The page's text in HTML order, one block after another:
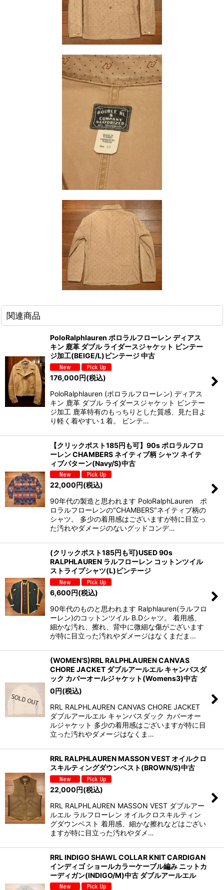
関連商品
PoloRalphlauren ポロラルフローレン ディアス
キン 鹿革 ダブル ライダースジャケット ビンテー
ジ加工(BEIGE/L)ビンテージ 中古
176,000円(税込)
PoloRalphlauren (ポロラルフローレン) ディアス
キン 鹿革 ダブル ライダースジャケット ビンテー
ジ加工 鹿革特有のもっちりとした質感、見た目よ
り軽く着やすい１着。 ビンテ…
【クリックポスト185円も可】90s ポロラルフロ
ーレン CHAMBERS ネイティブ柄 シャツ ネイテ
ィブパターン(Navy/S)中古
22,000円(税込)
90年代の製造と思われます PoloRalphLauren ポ
ロラルフローレンの"CHAMBERS"ネイティブ柄の
シャツ。 多少の着用感はございますが特に目立っ
た汚れやダメージのないグッドコンデ…
(クリックポスト185円も可)USED 90s
RALPHLAUREN ラルフローレン コットンツイル
ストライプシャツ(L)ビンテージ
6,600円(税込)
90年代のものと思われます Ralphlauren(ラルフロ
ーレン)のコットンツイル B.Dシャツ。 着用感、
細かな汚れ、擦れ、背中に微細な傷がございます
が特に目立った汚れやダメージはなくまだま…
(WOMEN’S)RRL RALPHLAUREN CANVAS
CHORE JACKET ダブルアールエル キャンバスダ
ック カバーオールジャケット(Womens3)中古
0円(税込)
RRL RALPHLAUREN CANVAS CHORE JACKET
ダブルアールエル キャンバスダック カバーオー
ルジャケット 多少の着用感はございますが特に目
立った汚れやダメージはなくま…
RRL RALPHLAUREN MASSON VEST オイルクロ
スキルティングダウンベスト(BROWN/S)中古
22,000円(税込)
RRL RALPHLAUREN MASSON VEST ダブルアー
ルエル ラルフローレン オイルクロスキルティン
グダウンベスト 着用感、細かな擦れなどはござい
ますが特に目立った汚れやダメ…
RRL INDIGO SHAWL COLLAR KNIT CARDIGAN
インディゴ ショールカラーケーブル編み ニットカ
ーディガン(INDIGO/M)中古 ダブルアールエル